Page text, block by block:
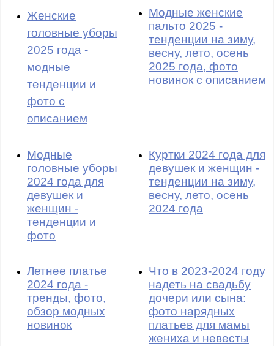
Женские
головные уборы
2025 года -
модные
тенденции и
фото с
описанием
Модные женские
пальто 2025 -
тенденции на зиму,
весну, лето, осень
2025 года, фото
новинок с описанием
Модные
головные уборы
2024 года для
девушек и
женщин -
тенденции и
фото
Куртки 2024 года для
девушек и женщин -
тенденции на зиму,
весну, лето, осень
2024 года
Летнее платье
2024 года -
тренды, фото,
обзор модных
новинок
Что в 2023-2024 году
надеть на свадьбу
дочери или сына:
фото нарядных
платьев для мамы
жениха и невесты